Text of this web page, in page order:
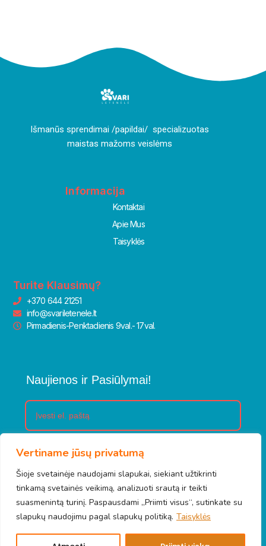
Vertiname jūsų privatumą
Šioje svetainėje naudojami slapukai, siekiant užtikrinti
tinkamą svetainės veikimą, analizuoti srautą ir teikti
suasmenintą turinį. Paspausdami „Priimti visus“, sutinkate su
slapukų naudojimu pagal slapukų politiką. Taisyklės
Išmanūs sprendimai /papildai/ specializuotas
maistas mažoms veislėms
Informacija
Kontaktai
Apie Mus
Taisyklės
Turite Klausimų?
+370 644 21251
info@svariletenele.lt
Pirmadienis-Penktadienis 9val.- 17val.
Naujienos ir Pasiūlymai!
Prenumeruoti
© 2026 Švari letenėlė. Visos teisės saugomos.